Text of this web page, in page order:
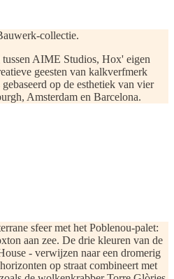
collectie.
AIME Studios, Hox' eigen
geesten van kalkverfmerk
op de esthetiek van vier
Amsterdam en Barcelona.
sfeer met het Poblenou-palet:
aan zee. De drie kleuren van de
- verwijzen naar een dromerig
op straat combineert met